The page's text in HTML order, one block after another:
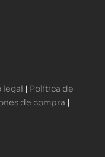
legal | Política de
de compra |